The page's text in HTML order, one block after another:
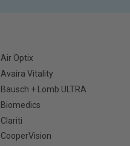
Air Optix
Avaira Vitality
Bausch + Lomb ULTRA
Biomedics
Clariti
CooperVision